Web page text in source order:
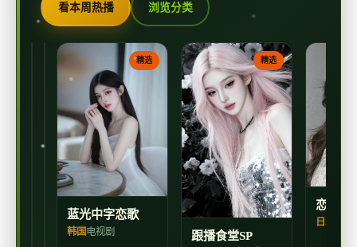
看本周热播 浏览分类
剧
字
白
夜
本
电
视
剧
精选
蓝光中字恋歌
韩国电视剧
精选
跟播食堂SP
恋歌
日本